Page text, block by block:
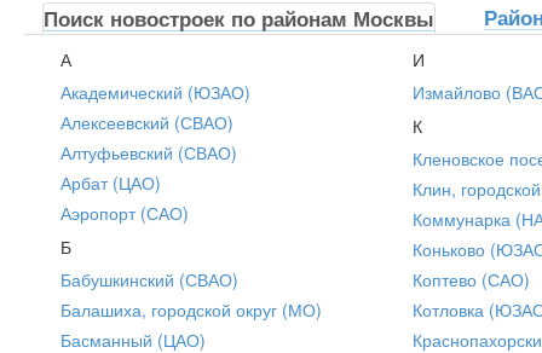
Поиск новостроек по районам Москвы
А
Академический (ЮЗАО)
Алексеевский (СВАО)
Алтуфьевский (СВАО)
Арбат (ЦАО)
Аэропорт (САО)
Б
Бабушкинский (СВАО)
Балашиха, городской округ (МО)
Басманный (ЦАО)
И
Измайлово
К
Кленовское
Клин,
Коммунарка
Коньково
Коптево (САО)
Котловка